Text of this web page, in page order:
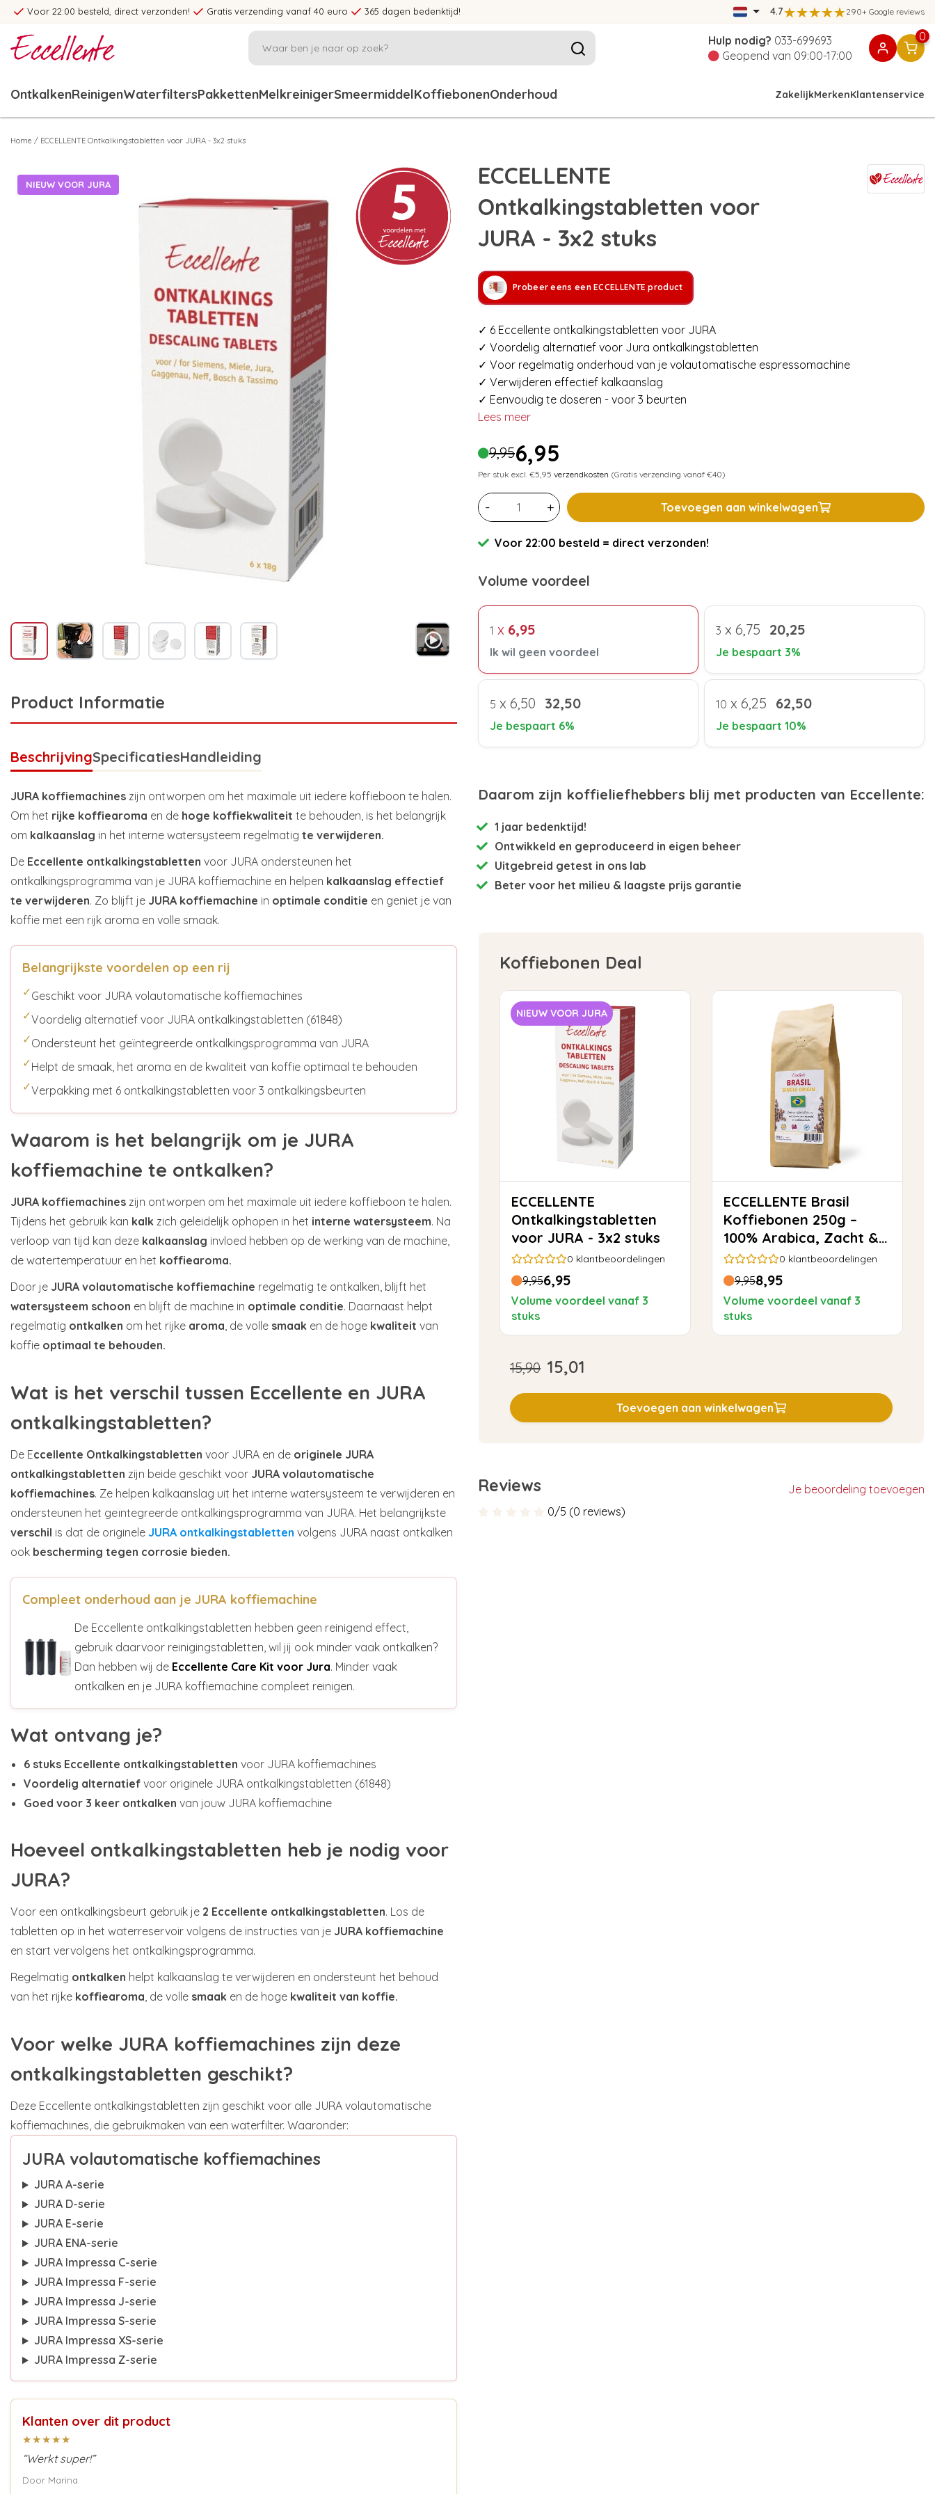
Voor 22:00 besteld, direct verzonden! Gratis verzending vanaf 40 euro 365 dagen bedenktijd! 4.7 290+ Google reviews
Hulp nodig? 033-699693
Geopend van 09:00-17:00
0
OntkalkenReinigenWaterfiltersPakkettenMelkreinigerSmeermiddelKoffiebonenOnderhoud ZakelijkMerkenKlantenservice
Home / ECCELLENTE Ontkalkingstabletten voor JURA - 3x2 stuks
NIEUW VOOR JURA
Product Informatie
BeschrijvingSpecificatiesHandleiding
JURA koffiemachines zijn ontworpen om het maximale uit iedere koffieboon te halen.
Om het rijke koffiearoma en de hoge koffiekwaliteit te behouden, is het belangrijk
om kalkaanslag in het interne watersysteem regelmatig te verwijderen.
De Eccellente ontkalkingstabletten voor JURA ondersteunen het
ontkalkingsprogramma van je JURA koffiemachine en helpen kalkaanslag effectief
te verwijderen. Zo blijft je JURA koffiemachine in optimale conditie en geniet je van
koffie met een rijk aroma en volle smaak.
Belangrijkste voordelen op een rij
✓Geschikt voor JURA volautomatische koffiemachines
✓Voordelig alternatief voor JURA ontkalkingstabletten (61848)
✓Ondersteunt het geïntegreerde ontkalkingsprogramma van JURA
✓Helpt de smaak, het aroma en de kwaliteit van koffie optimaal te behouden
✓Verpakking met 6 ontkalkingstabletten voor 3 ontkalkingsbeurten
Waarom is het belangrijk om je JURA
koffiemachine te ontkalken?
JURA koffiemachines zijn ontworpen om het maximale uit iedere koffieboon te halen.
Tijdens het gebruik kan kalk zich geleidelijk ophopen in het interne watersysteem. Na
verloop van tijd kan deze kalkaanslag invloed hebben op de werking van de machine,
de watertemperatuur en het koffiearoma.
Door je JURA volautomatische koffiemachine regelmatig te ontkalken, blijft het
watersysteem schoon en blijft de machine in optimale conditie. Daarnaast helpt
regelmatig ontkalken om het rijke aroma , de volle smaak en de hoge kwaliteit van
koffie optimaal te behouden.
Wat is het verschil tussen Eccellente en JURA
ontkalkingstabletten?
De Eccellente Ontkalkingstabletten voor JURA en de originele JURA
ontkalkingstabletten zijn beide geschikt voor JURA volautomatische
koffiemachines. Ze helpen kalkaanslag uit het interne watersysteem te verwijderen en
ondersteunen het geïntegreerde ontkalkingsprogramma van JURA. Het belangrijkste
verschil is dat de originele JURA ontkalkingstabletten volgens JURA naast ontkalken
ook bescherming tegen corrosie bieden.
Compleet onderhoud aan je JURA koffiemachine
De Eccellente ontkalkingstabletten hebben geen reinigend effect,
gebruik daarvoor reinigingstabletten, wil jij ook minder vaak ontkalken?
Dan hebben wij de Eccellente Care Kit voor Jura. Minder vaak
ontkalken en je JURA koffiemachine compleet reinigen.
Wat ontvang je?
6 stuks Eccellente ontkalkingstablettenvoor JURA koffiemachines
Voordelig alternatiefvoor originele JURA ontkalkingstabletten (61848)
Goed voor 3 keer ontkalkenvan jouw JURA koffiemachine
Hoeveel ontkalkingstabletten heb je nodig voor
JURA?
Voor een ontkalkingsbeurt gebruik je 2 Eccellente ontkalkingstabletten. Los de
tabletten op in het waterreservoir volgens de instructies van je JURA koffiemachine
en start vervolgens het ontkalkingsprogramma.
Regelmatig ontkalken helpt kalkaanslag te verwijderen en ondersteunt het behoud
van het rijke koffiearoma, de volle smaak en de hoge kwaliteit van koffie.
Voor welke JURA koffiemachines zijn deze
ontkalkingstabletten geschikt?
Deze Eccellente ontkalkingstabletten zijn geschikt voor alle JURA volautomatische
koffiemachines, die gebruikmaken van een waterfilter. Waaronder:
JURA volautomatische koffiemachines
JURA A-serie
JURA D-serie
JURA E-serie
JURA ENA-serie
JURA Impressa C-serie
JURA Impressa F-serie
JURA Impressa J-serie
JURA Impressa S-serie
JURA Impressa XS-serie
JURA Impressa Z-serie
Klanten over dit product
★★★★★
“Werkt super!”
Door Marina
ECCELLENTE
Ontkalkingstabletten voor
JURA - 3x2 stuks
Probeer eens een ECCELLENTE product
✓ 6 Eccellente ontkalkingstabletten voor JURA
✓ Voordelig alternatief voor Jura ontkalkingstabletten
✓ Voor regelmatig onderhoud van je volautomatische espressomachine
✓ Verwijderen effectief kalkaanslag
✓ Eenvoudig te doseren - voor 3 beurten
Lees meer
9,956,95
Per stuk excl. €5,95 verzendkosten (Gratis verzending vanaf €40)
- + Toevoegen aan winkelwagen
Voor 22:00 besteld = direct verzonden!
Volume voordeel
1 x 6,95
Ik wil geen voordeel
3 x 6,75 20,25
Je bespaart 3%
5 x 6,50 32,50
Je bespaart 6%
10 x 6,25 62,50
Je bespaart 10%
Daarom zijn koffieliefhebbers blij met producten van Eccellente:
1 jaar bedenktijd!
Ontwikkeld en geproduceerd in eigen beheer
Uitgebreid getest in ons lab
Beter voor het milieu & laagste prijs garantie
Koffiebonen Deal
NIEUW VOOR JURA
ECCELLENTE
Ontkalkingstabletten
voor JURA - 3x2 stuks
0 klantbeoordelingen
9,956,95
Volume voordeel vanaf 3
stuks
ECCELLENTE Brasil
Koffiebonen 250g –
100% Arabica, Zacht &
Rond
0 klantbeoordelingen
9,958,95
Volume voordeel vanaf 3
stuks
15,90 15,01
Toevoegen aan winkelwagen
Reviews
Je beoordeling toevoegen
0/5 (0 reviews)